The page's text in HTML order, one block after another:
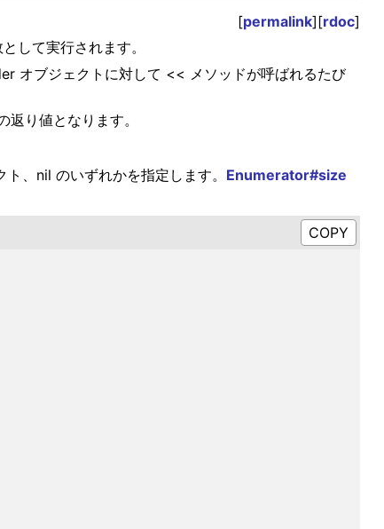
[permalink][rdoc]
して実行されます。
オブジェクトに対して << メソッドが呼ばれるたび
り値となります。
、nil のいずれかを指定します。 Enumerator#size